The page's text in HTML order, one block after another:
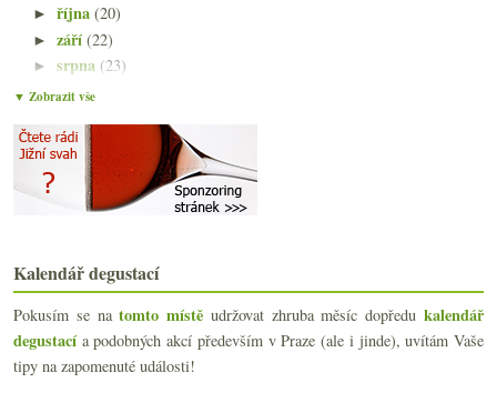
►října(20)
►září(22)
►srpna (23)
►července
►května
► dubna (20)
► března (23)
Velká přehlídka vín od Neubauerů
Tolik vína a tak málo času – nové vinné obzory
Poznatky pro příště z degustace whisky
Vinná hraběnka s přídavkem vody a barviv
Skvělý rakouský seminář se čtrnácti vzorky
▼ Zobrazit vše
Kalendář degustací
Pokusím se natomto místě udržovat zhruba měsíc dopředukalendář
degustacía podobných akcí především v Praze (ale i jinde), uvítám Vaše
tipy na zapomenuté události!